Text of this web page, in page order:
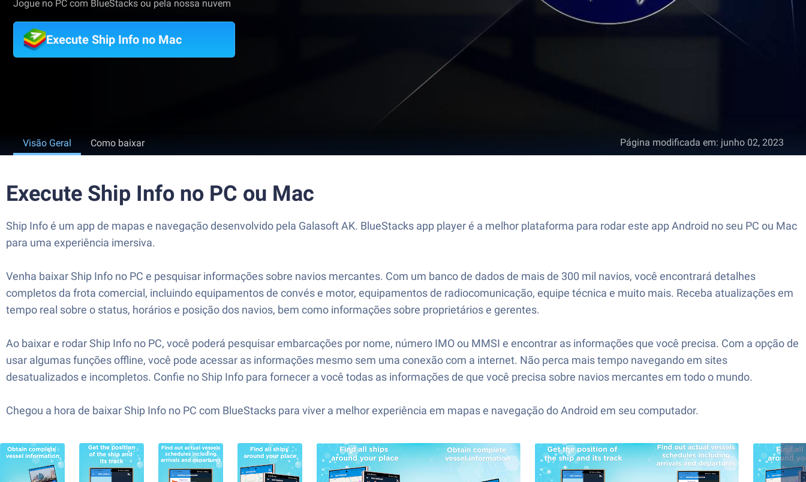
Jogue no PC com BlueStacks ou pela nossa nuvem
Execute Ship Info no Mac
Visão Geral Como baixar Página modificada em: junho 02, 2023
Execute Ship Info no PC ou Mac
Ship Info é um app de mapas e navegação desenvolvido pela Galasoft AK. BlueStacks app player é a melhor plataforma para rodar este app Android no seu PC ou Mac
para uma experiência imersiva.
Venha baixar Ship Info no PC e pesquisar informações sobre navios mercantes. Com um banco de dados de mais de 300 mil navios, você encontrará detalhes
completos da frota comercial, incluindo equipamentos de convés e motor, equipamentos de radiocomunicação, equipe técnica e muito mais. Receba atualizações em
tempo real sobre o status, horários e posição dos navios, bem como informações sobre proprietários e gerentes.
Ao baixar e rodar Ship Info no PC, você poderá pesquisar embarcações por nome, número IMO ou MMSI e encontrar as informações que você precisa. Com a opção de
usar algumas funções offline, você pode acessar as informações mesmo sem uma conexão com a internet. Não perca mais tempo navegando em sites
desatualizados e incompletos. Confie no Ship Info para fornecer a você todas as informações de que você precisa sobre navios mercantes em todo o mundo.
Chegou a hora de baixar Ship Info no PC com BlueStacks para viver a melhor experiência em mapas e navegação do Android em seu computador.